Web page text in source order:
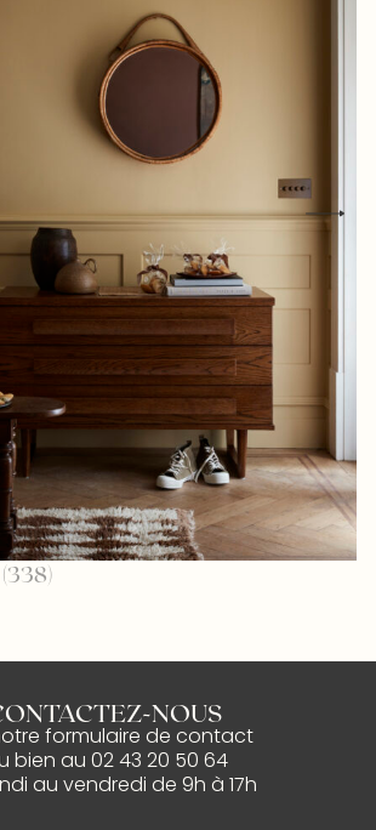
NOUS
formulaire de contact
bien au 02 43 20 50 64
au vendredi de 9h à 17h